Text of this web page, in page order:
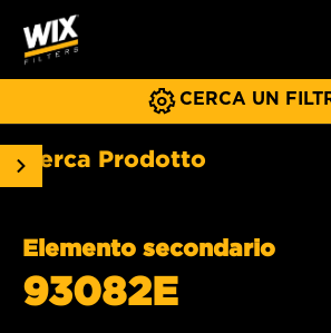
CERCA UN
Cerca Prodotto
Elemento secondario
93082E